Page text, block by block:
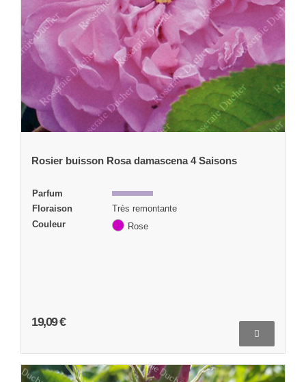
Rosier buisson Rosa damascena 4 Saisons
Parfum
Floraison
Très remontante
Couleur
Rose
19,09 €